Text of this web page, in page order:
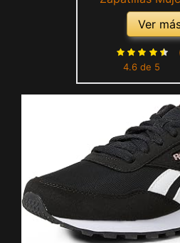
Porcelain Pink
Ver
4.6 de 5